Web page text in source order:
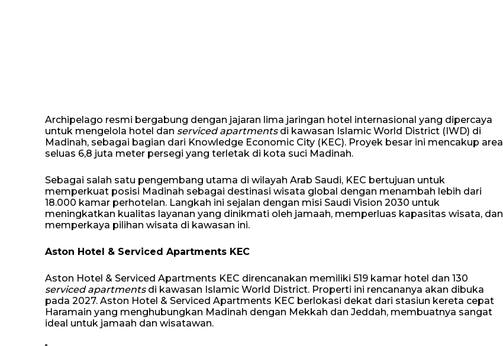
Archipelago resmi bergabung dengan jajaran lima jaringan hotel internasional yang dipercaya
untuk mengelola hotel dan serviced apartmentsdi kawasan Islamic World District (IWD) di
Madinah, sebagai bagian dari Knowledge Economic City (KEC). Proyek besar ini mencakup area
seluas 6,8 juta meter persegi yang terletak di kota suci Madinah.
Sebagai salah satu pengembang utama di wilayah Arab Saudi, KEC bertujuan untuk
memperkuat posisi Madinah sebagai destinasi wisata global dengan menambah lebih dari
18.000 kamar perhotelan. Langkah ini sejalan dengan misi Saudi Vision 2030 untuk
meningkatkan kualitas layanan yang dinikmati oleh jamaah, memperluas kapasitas wisata, dan
memperkaya pilihan wisata di kawasan ini.
Aston Hotel & Serviced Apartments KEC
Aston Hotel & Serviced Apartments KEC direncanakan memiliki 519 kamar hotel dan 130
serviced apartmentsdi kawasan Islamic World District. Properti ini rencananya akan dibuka
pada 2027. Aston Hotel & Serviced Apartments KEC berlokasi dekat dari stasiun kereta cepat
Haramain yang menghubungkan Madinah dengan Mekkah dan Jeddah, membuatnya sangat
ideal untuk jamaah dan wisatawan.